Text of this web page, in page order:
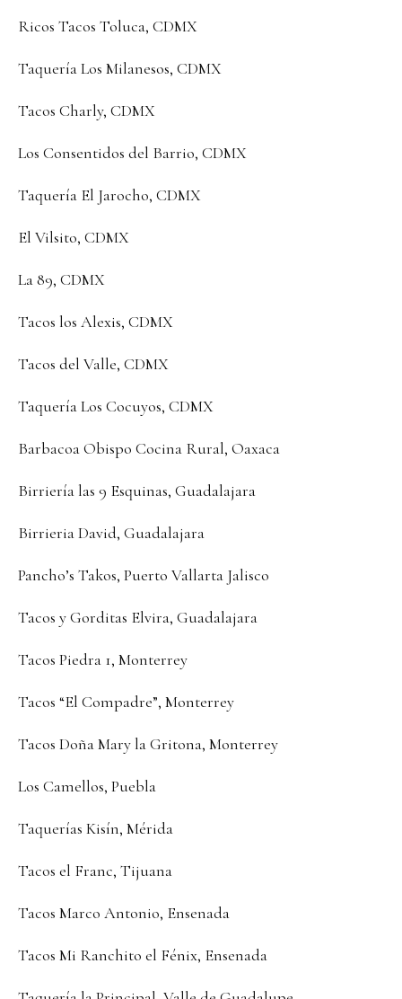
Ricos Tacos Toluca, CDMX
Taquería Los Milanesos, CDMX
Tacos Charly, CDMX
Los Consentidos del Barrio, CDMX
Taquería El Jarocho, CDMX
El Vilsito, CDMX
La 89, CDMX
Tacos los Alexis, CDMX
Tacos del Valle, CDMX
Taquería Los Cocuyos, CDMX
Barbacoa Obispo Cocina Rural, Oaxaca
Birriería las 9 Esquinas, Guadalajara
Birrieria David, Guadalajara
Pancho’s Takos, Puerto Vallarta Jalisco
Tacos y Gorditas Elvira, Guadalajara
Tacos Piedra 1, Monterrey
Tacos “El Compadre”, Monterrey
Tacos Doña Mary la Gritona, Monterrey
Los Camellos, Puebla
Taquerías Kisín, Mérida
Tacos el Franc, Tijuana
Tacos Marco Antonio, Ensenada
Tacos Mi Ranchito el Fénix, Ensenada